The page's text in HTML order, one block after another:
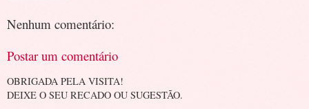
Nenhum comentário:
Postar um comentário
OBRIGADA PELA VISITA!
DEIXE O SEU RECADO OU SUGESTÃO.